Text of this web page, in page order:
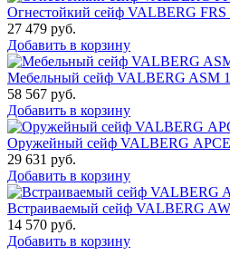
Огнестойкий сейф VALBERG
27 479 руб.
Добавить в корзину
Мебельный сейф VALBERG ASM
58 567 руб.
Добавить в корзину
Оружейный сейф VALBERG
29 631 руб.
Добавить в корзину
Встраиваемый сейф VALBERG
14 570 руб.
Добавить в корзину